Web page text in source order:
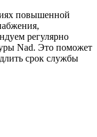
повышенной
регулярно
Nad. Это поможет
срок службы